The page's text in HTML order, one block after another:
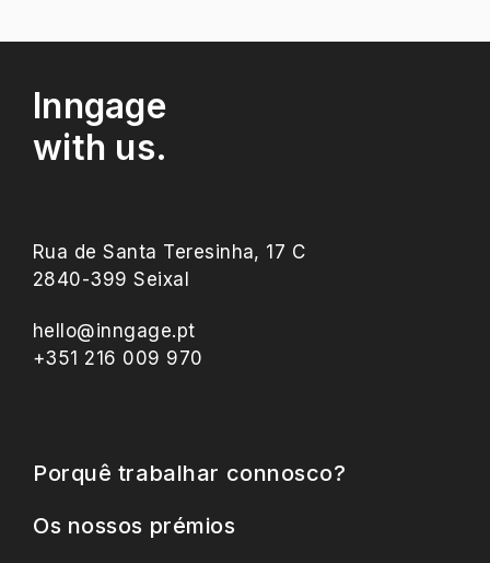
Inngage
with us.
Rua de Santa Teresinha, 17 C
2840-399 Seixal
hello@inngage.pt
+351 216 009 970
Porquê trabalhar connosco?
Os nossos prémios